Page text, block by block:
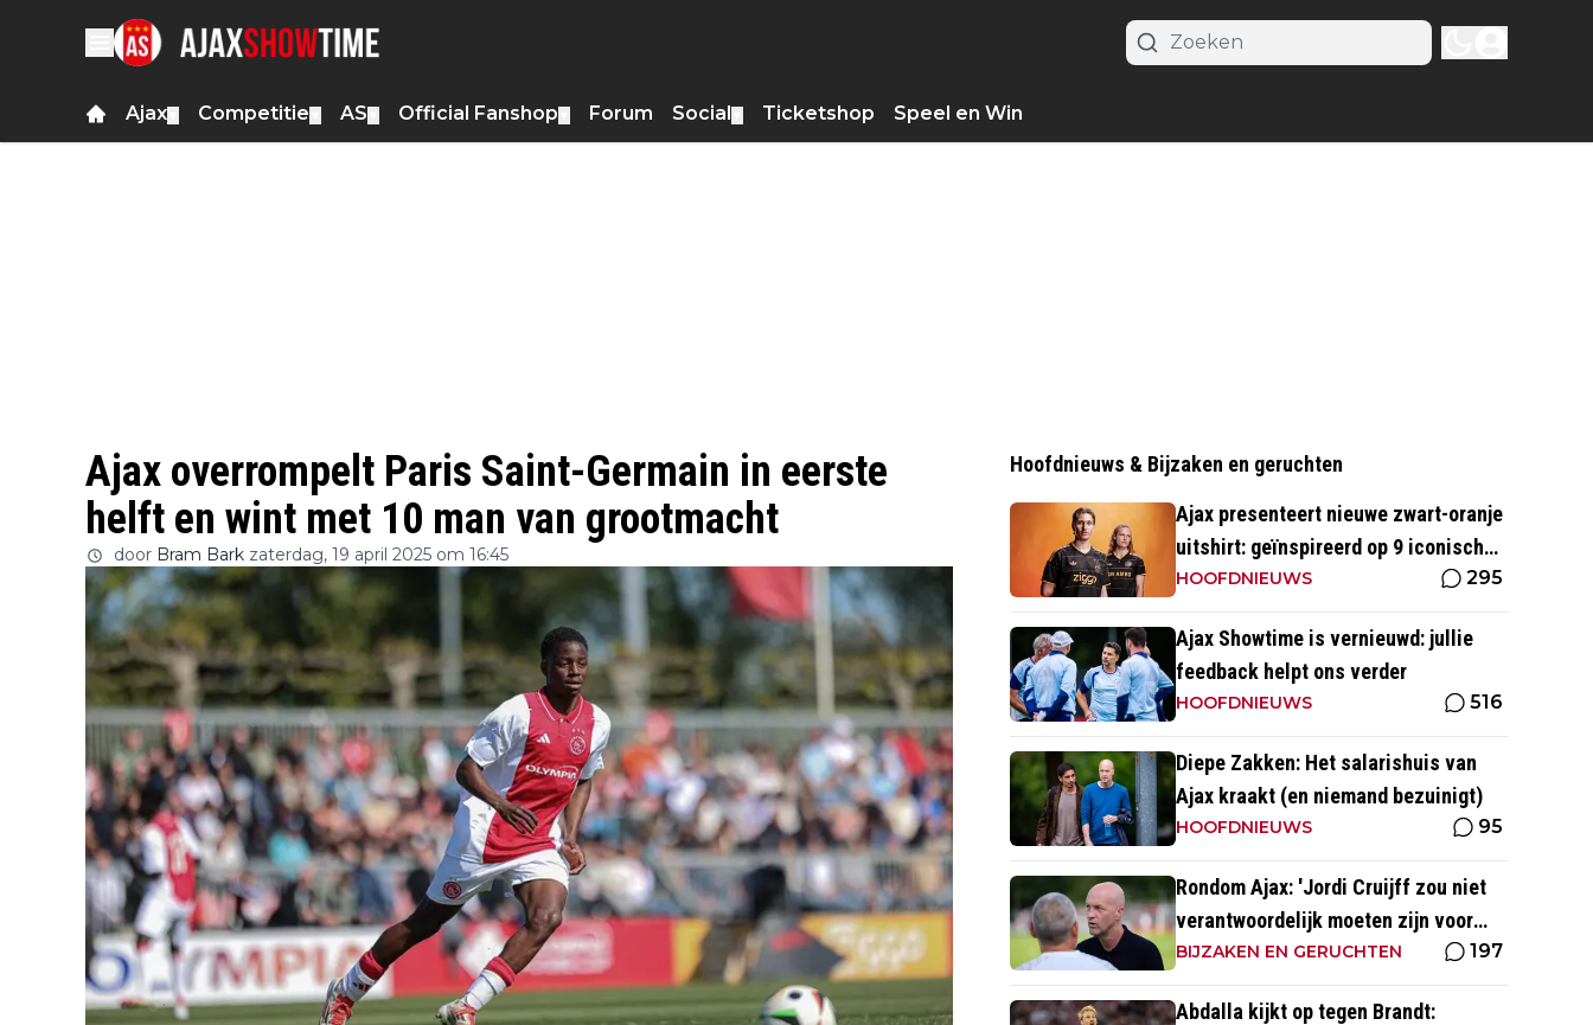
Ajax Competitie AS Official Fanshop Forum Social Ticketshop Speel en Win
Ajax overrompelt Paris Saint-Germain in eerste
helft en wint met 10 man van grootmacht
door Bram Bark zaterdag, 19 april 2025 om 16:45
Hoofdnieuws & Bijzaken en geruchten
Ajax presenteert nieuwe zwart-oranje
uitshirt: geïnspireerd op 9 iconische
momenten uit clubhistorie
HOOFDNIEUWS 295
Ajax Showtime is vernieuwd: jullie
feedback helpt ons verder
HOOFDNIEUWS 516
Diepe Zakken: Het salarishuis van
Ajax kraakt (en niemand bezuinigt)
HOOFDNIEUWS 95
Rondom Ajax: 'Jordi Cruijff zou niet
verantwoordelijk moeten zijn voor
Ajax Vrouwen'
BIJZAKEN EN GERUCHTEN 197
Abdalla kijkt op tegen Brandt: